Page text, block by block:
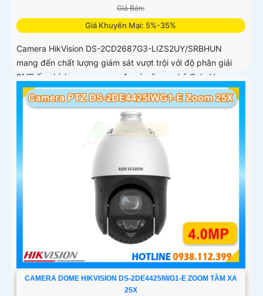
Giá Bán:
Giá Khuyến Mại: 5%-35%
Camera HikVision DS-2CD2687G3-LIZS2UY/SRBHUN
mang đến chất lượng giám sát vượt trội với độ phân giải
8MP ống kính zoom quang 4x và công nghệ ColorVu
CAMERA DOME HIKVISION DS-2DE4425IWG1-E ZOOM TẦM XA
25X